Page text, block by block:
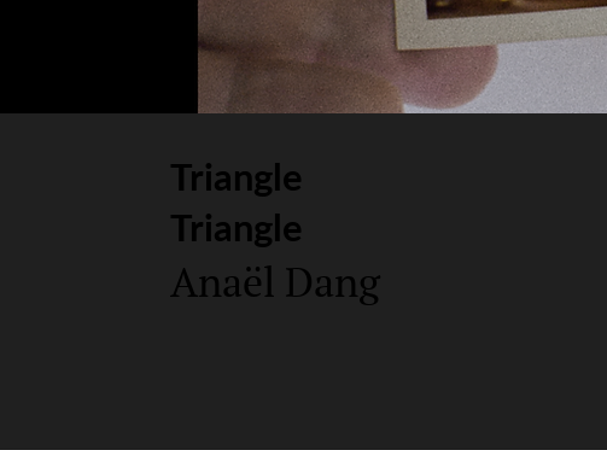
Triangle
Triangle
Anaël Dang